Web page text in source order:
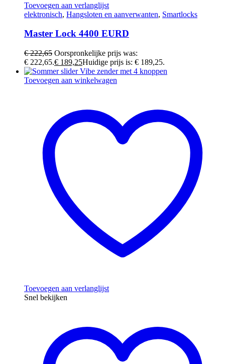
Toevoegen aan verlanglijst
elektronisch, Hangsloten en aanverwanten, Smartlocks
Master Lock 4400 EURD
€222,65 Oorspronkelijke prijs was:
€ 222,65.€ 189,25Huidige prijs is: € 189,25.
Toevoegen aan winkelwagen
Toevoegen aan verlanglijst
Snel bekijken